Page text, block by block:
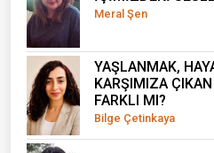
Meral Şen
YAŞLANMAK,
KARŞIMIZA
FARKLI MI?
Bilge Çetinkaya